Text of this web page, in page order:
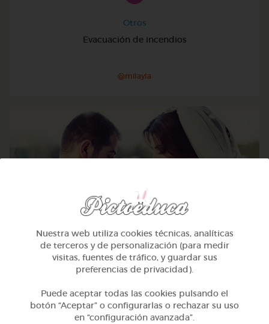
Otros
Evacuación de incendios
@milayla
Otros
Una boda
Nuestra web utiliza cookies técnicas, analíticas
de terceros y de personalización (para medir
visitas, fuentes de tráfico, y guardar sus
preferencias de privacidad).
Puede aceptar todas las cookies pulsando el
botón “Aceptar” o configurarlas o rechazar su uso
en “configuración avanzada”.